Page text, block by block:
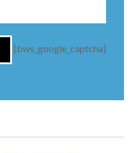
[bws_google_captcha]